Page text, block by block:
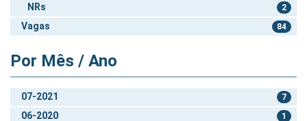
NRs 2
Vagas 84
Por Mês / Ano
07-2021 7
06-2020 1